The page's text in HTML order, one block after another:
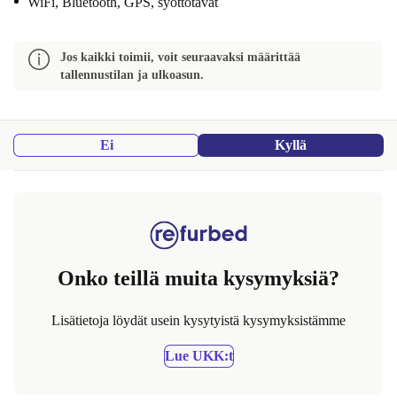
Jos kaikki toimii, voit seuraavaksi määrittää
tallennustilan ja ulkoasun.
Ei Kyllä
Onko teillä muita kysymyksiä?
Lisätietoja löydät usein kysytyistä kysymyksistämme
Lue UKK:t